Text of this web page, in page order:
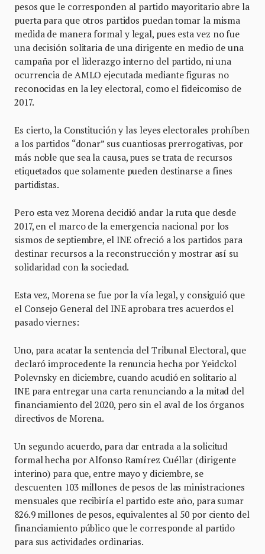
pesos que le corresponden al partido mayoritario abre la
puerta para que otros partidos puedan tomar la misma
medida de manera formal y legal, pues esta vez no fue
una decisión solitaria de una dirigente en medio de una
campaña por el liderazgo interno del partido, ni una
ocurrencia de AMLO ejecutada mediante figuras no
reconocidas en la ley electoral, como el fideicomiso de
2017.
Es cierto, la Constitución y las leyes electorales prohíben
a los partidos “donar” sus cuantiosas prerrogativas, por
más noble que sea la causa, pues se trata de recursos
etiquetados que solamente pueden destinarse a fines
partidistas.
Pero esta vez Morena decidió andar la ruta que desde
2017, en el marco de la emergencia nacional por los
sismos de septiembre, el INE ofreció a los partidos para
destinar recursos a la reconstrucción y mostrar así su
solidaridad con la sociedad.
Esta vez, Morena se fue por la vía legal, y consiguió que
el Consejo General del INE aprobara tres acuerdos el
pasado viernes:
Uno, para acatar la sentencia del Tribunal Electoral, que
declaró improcedente la renuncia hecha por Yeidckol
Polevnsky en diciembre, cuando acudió en solitario al
INE para entregar una carta renunciando a la mitad del
financiamiento del 2020, pero sin el aval de los órganos
directivos de Morena.
Un segundo acuerdo, para dar entrada a la solicitud
formal hecha por Alfonso Ramírez Cuéllar (dirigente
interino) para que, entre mayo y diciembre, se
descuenten 103 millones de pesos de las ministraciones
mensuales que recibiría el partido este año, para sumar
826.9 millones de pesos, equivalentes al 50 por ciento del
financiamiento público que le corresponde al partido
para sus actividades ordinarias.